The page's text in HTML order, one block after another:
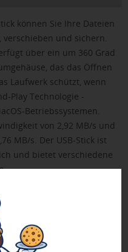
können Sie Ihre Dateien
und sichern.
über ein um 360 Grad
das das Öffnen
Laufwerk schützt, wenn
Play Technologie -
Betriebssystemen.
von 2,92 MB/s und
MB/s. Der USB-Stick ist
und bietet verschiedene
Artikel nicht in der
Diese liegt separat bei.
Druckfreigabe priorisiert